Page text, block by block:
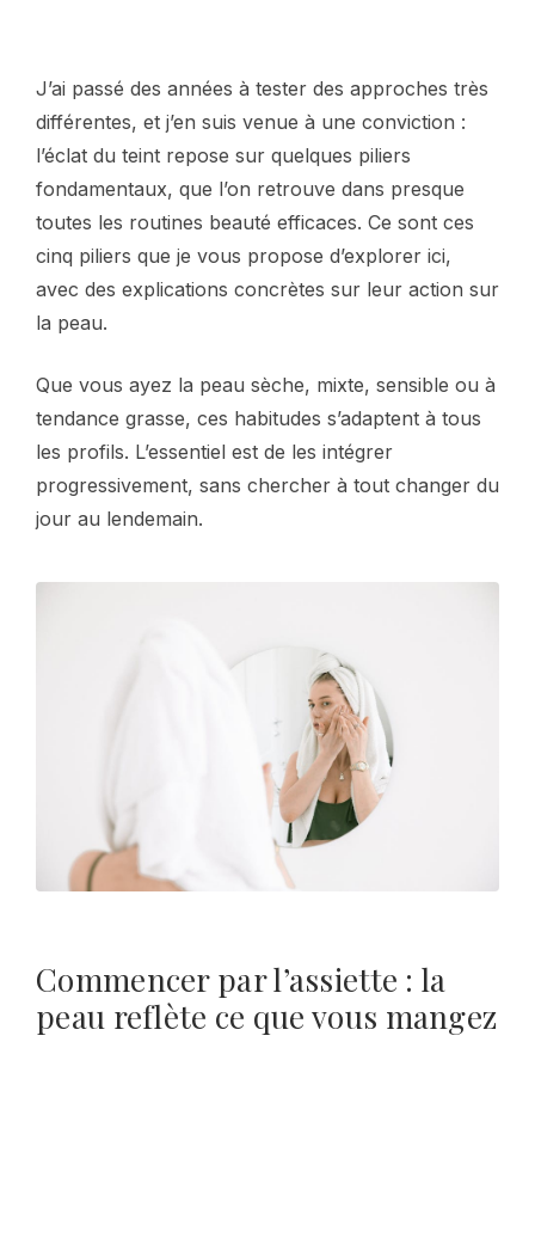
J’ai passé des années à tester des approches très
différentes, et j’en suis venue à une conviction :
l’éclat du teint repose sur quelques piliers
fondamentaux, que l’on retrouve dans presque
toutes les routines beauté efficaces. Ce sont ces
cinq piliers que je vous propose d’explorer ici,
avec des explications concrètes sur leur action sur
la peau.
Que vous ayez la peau sèche, mixte, sensible ou à
tendance grasse, ces habitudes s’adaptent à tous
les profils. L’essentiel est de les intégrer
progressivement, sans chercher à tout changer du
jour au lendemain.
Commencer par l’assiette : la
peau reflète ce que vous mangez